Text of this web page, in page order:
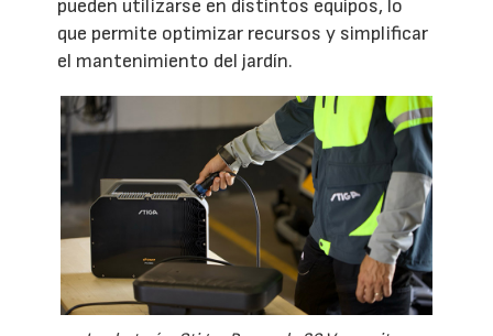
pueden utilizarse en distintos equipos, lo
que permite optimizar recursos y simplificar
el mantenimiento del jardín.